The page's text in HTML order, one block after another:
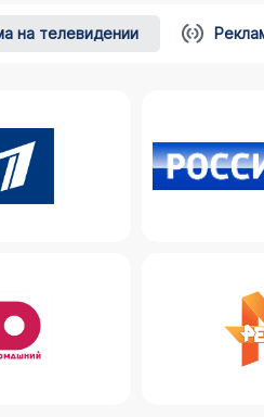
на телевидении